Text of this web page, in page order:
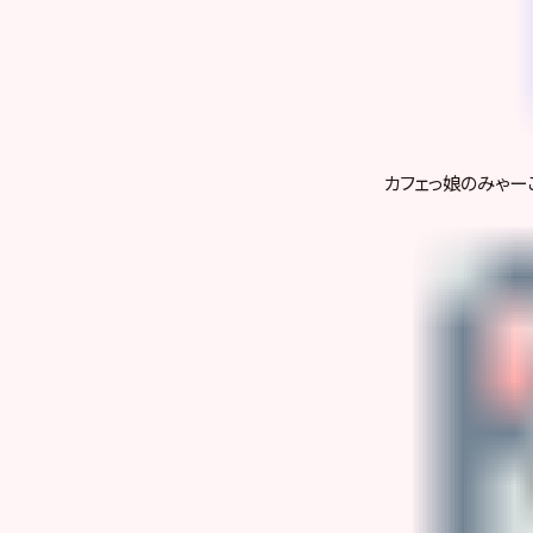
カフェっ娘のみゃー